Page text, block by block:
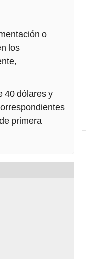
o
los
40 dólares y
primera